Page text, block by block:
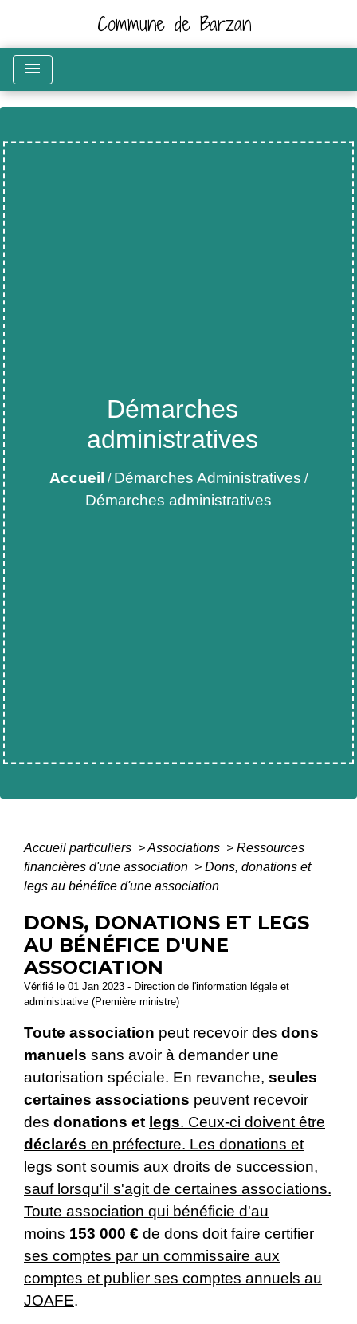
Commune de Barzan
menu
Démarches
administratives
Accueil / Démarches Administratives /
Démarches administratives
Accueil particuliers >Associations > Ressources
financières d'une association > Dons, donations et
legs au bénéfice d'une association
DONS, DONATIONS ET LEGS
AU BÉNÉFICE D'UNE
ASSOCIATION
Vérifié le 01 Jan 2023 - Direction de l'information légale et
administrative (Première ministre)
Toute association peut recevoir des dons
manuels sans avoir à demander une
autorisation spéciale. En revanche, seules
certaines associations peuvent recevoir
des donations et legs. Ceux-ci doivent être
déclarés en préfecture. Les donations et
legs sont soumis aux droits de succession,
sauf lorsqu'il s'agit de certaines associations.
Toute association qui bénéficie d'au
moins 153 000 € de dons doit faire certifier
ses comptes par un commissaire aux
comptes et publier ses comptes annuels au
JOAFE.